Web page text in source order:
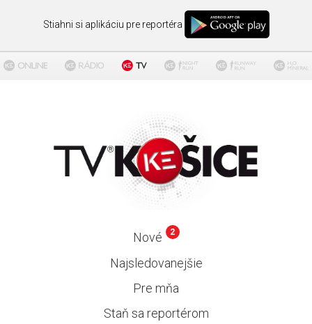
Stiahni si aplikáciu pre reportéra
Nové 2
Najsledovanejšie
Pre mňa
Staň sa reportérom